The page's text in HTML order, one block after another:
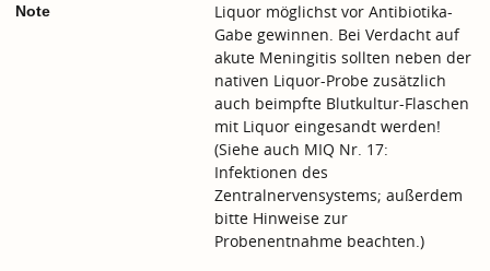
Note
Liquor möglichst vor Antibiotika-
Gabe gewinnen. Bei Verdacht auf
akute Meningitis sollten neben der
nativen Liquor-Probe zusätzlich
auch beimpfte Blutkultur-Flaschen
mit Liquor eingesandt werden!
(Siehe auch MIQ Nr. 17:
Infektionen des
Zentralnervensystems; außerdem
bitte Hinweise zur
Probenentnahme beachten.)